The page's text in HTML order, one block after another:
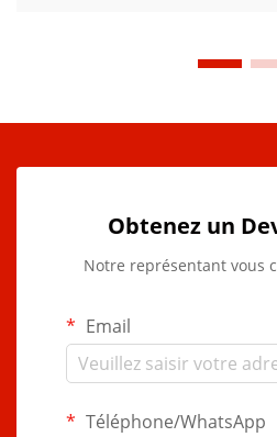
Obtenez un
Notre représentant vous
Email
Téléphone/WhatsApp